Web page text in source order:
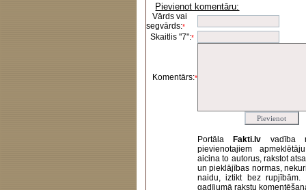
Pievienot komentāru:
Vārds vai
segvārds:*
Skaitlis "7":*
Komentārs:*
Portāla Fakti.lv vadība
pievienotajiem
aicina to autorus, rakstot
un pieklājības normas,
naidu, iztikt bez rupjībām.
gadījumā rakstu